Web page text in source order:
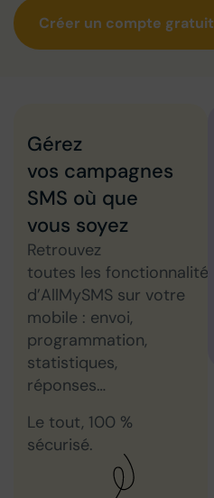
Créer un compte gratuit
Gérez
vos campagnes
SMS où que
vous soyez
Retrouvez
toutes les fonctionnalités
d’AllMySMS sur votre
mobile : envoi,
programmation,
statistiques,
réponses…
Le tout, 100 %
sécurisé.